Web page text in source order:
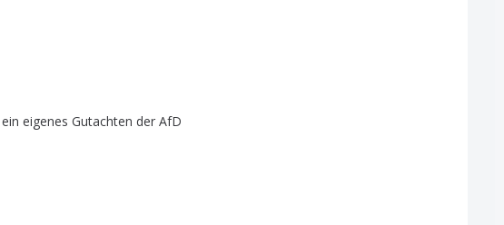
ein eigenes Gutachten der AfD